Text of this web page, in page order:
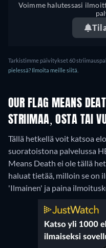
Voimme halutessasi
Tarkistimme päivitykset 60
pielessä? Ilmoita meille siitä.
OUR FLAG MEANS
STRIIMAA, OSTA TAI
Tällä hetkellä voit katsoa
suoratoistona palvelussa
Means Death ei ole tällä
haluat tietää, milloin se on
'Ilmainen' ja paina